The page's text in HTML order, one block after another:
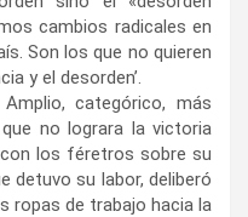
cambios radicales en
Son los que no quieren
y el desorden’.
categórico, más
no lograra la victoria
los féretros sobre su
detuvo su labor, deliberó
ropas de trabajo hacia la